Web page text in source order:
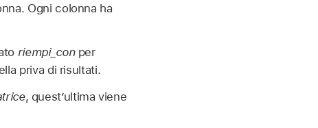
Ogni colonna ha
riempi_conper
priva di risultati.
, quest’ultima viene